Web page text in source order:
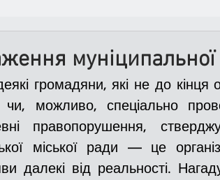
заходи Події
Рятувальники
муніципальної
чи, можливо, спеціально
правопорушення,
міської ради — це
далекі від реальності.